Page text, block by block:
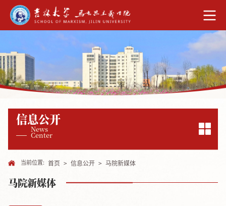
信息公开
News
Center
当前位置: 首页 > 信息公开 > 马院新媒体
马院新媒体